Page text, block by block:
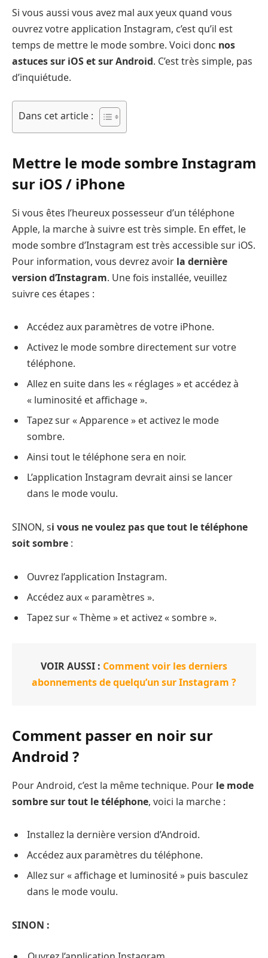
Si vous aussi vous avez mal aux yeux quand vous
ouvrez votre application Instagram, c’est qu’il est
temps de mettre le mode sombre. Voici donc nos
astuces sur iOS et sur Android. C’est très simple, pas
d’inquiétude.
Dans cet article :
Mettre le mode sombre Instagram
sur iOS / iPhone
Si vous êtes l’heureux possesseur d’un téléphone
Apple, la marche à suivre est très simple. En effet, le
mode sombre d’Instagram est très accessible sur iOS.
Pour information, vous devrez avoir la dernière
version d’Instagram. Une fois installée, veuillez
suivre ces étapes :
Accédez aux paramètres de votre iPhone.
Activez le mode sombre directement sur votre
téléphone.
Allez en suite dans les « réglages » et accédez à
« luminosité et affichage ».
Tapez sur « Apparence » et activez le mode
sombre.
Ainsi tout le téléphone sera en noir.
L’application Instagram devrait ainsi se lancer
dans le mode voulu.
SINON, si vous ne voulez pas que tout le téléphone
soit sombre :
Ouvrez l’application Instagram.
Accédez aux « paramètres ».
Tapez sur « Thème » et activez « sombre ».
VOIR AUSSI : Comment voir les derniers
abonnements de quelqu’un sur Instagram ?
Comment passer en noir sur
Android ?
Pour Android, c’est la même technique. Pour le mode
sombre sur tout le téléphone, voici la marche :
Installez la dernière version d’Android.
Accédez aux paramètres du téléphone.
Allez sur « affichage et luminosité » puis basculez
dans le mode voulu.
SINON :